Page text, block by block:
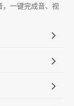
，一键完成音、视